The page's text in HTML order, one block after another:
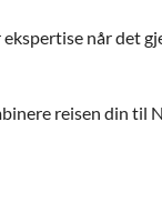
ekspertise når det
reisen din til